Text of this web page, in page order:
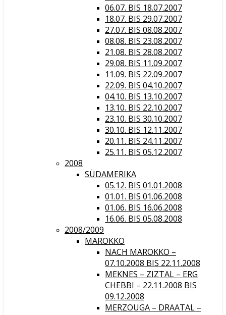
06.07. BIS 18.07.2007
18.07. BIS 29.07.2007
27.07. BIS 08.08.2007
08.08. BIS 23.08.2007
21.08. BIS 28.08.2007
29.08. BIS 11.09.2007
11.09. BIS 22.09.2007
22.09. BIS 04.10.2007
04.10. BIS 13.10.2007
13.10. BIS 22.10.2007
23.10. BIS 30.10.2007
30.10. BIS 12.11.2007
20.11. BIS 24.11.2007
25.11. BIS 05.12.2007
2008
SÜDAMERIKA
05.12. BIS 01.01.2008
01.01. BIS 01.06.2008
01.06. BIS 16.06.2008
16.06. BIS 05.08.2008
2008/2009
MAROKKO
NACH MAROKKO –
07.10.2008 BIS 22.11.2008
MEKNES – ZIZTAL – ERG
CHEBBI – 22.11.2008 BIS
09.12.2008
MERZOUGA – DRAATAL –